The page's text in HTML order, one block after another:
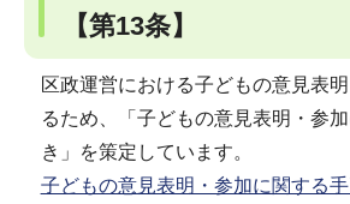
【第13条】
区政運営における子どもの意見表
るため、「子どもの意見表明・参加
き」を策定しています。
子どもの意見表明・参加に関する手